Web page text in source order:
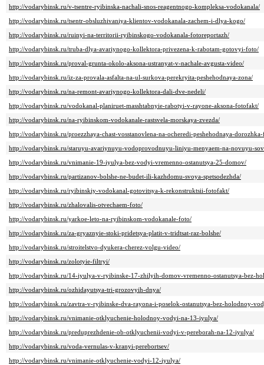
http://vodarybinsk.ru/v-tsentre-ryibinska-nachali-snos-reagentnogo-kompleksa-vodokanala/
http://vodarybinsk.ru/tsentr-obsluzhivaniya-klientov-vodokanala-zachem-i-dlya-kogo/
http://vodarybinsk.ru/ruinyi-na-territorii-ryibinskogo-vodokanala-fotoreportazh/
http://vodarybinsk.ru/truba-dlya-avariynogo-kollektora-privezena-k-rabotam-gotovyi-foto/
http://vodarybinsk.ru/proval-grunta-okolo-aksona-ustranyat-v-nachale-avgusta-video/
http://vodarybinsk.ru/iz-za-provala-asfalta-na-ul-surkova-perekryita-peshehodnaya-zona/
http://vodarybinsk.ru/na-remont-avariynogo-kollektora-dali-dve-nedeli/
http://vodarybinsk.ru/vodokanal-planiruet-masshtabnyie-rabotyi-v-rayone-aksona-fotofakt/
http://vodarybinsk.ru/na-ryibinskom-vodokanale-rastsvela-morskaya-zvezda/
http://vodarybinsk.ru/proezzhaya-chast-vosstanovlena-na-ocheredi-peshehodnaya-
http://vodarybinsk.ru/staruyu-avariynuyu-vodoprovodnuyu-liniyu-menyaem-na-novuyu-
http://vodarybinsk.ru/vnimanie-19-iyulya-bez-vodyi-vremenno-ostanutsya-25-domov/
http://vodarybinsk.ru/partizanov-bolshe-ne-budet-ili-kazhdomu-svoya-spetsodezhda/
http://vodarybinsk.ru/ryibinskiy-vodokanal-gotovitsya-k-rekonstruktsii-fotofakt/
http://vodarybinsk.ru/zhalovalis-otvechaem-foto/
http://vodarybinsk.ru/yarkoe-leto-na-ryibinskom-vodokanale-foto/
http://vodarybinsk.ru/za-gryaznyie-stoki-pridetsya-platit-v-tridtsat-raz-bolshe/
http://vodarybinsk.ru/stroitelstvo-dyukera-cherez-volgu-video/
http://vodarybinsk.ru/zolotyie-filtryi/
http://vodarybinsk.ru/14-iyulya-v-ryibinske-17-zhilyih-domov-vremenno-ostanutsya-bez-
http://vodarybinsk.ru/ozhidayutsya-tri-grozovyih-dnya/
http://vodarybinsk.ru/zavtra-v-ryibinske-dva-rayona-i-poselok-ostanutsya-bez-holodnoy-
http://vodarybinsk.ru/vnimanie-otklyuchenie-holodnoy-vodyi-na-13-iyulya/
http://vodarybinsk.ru/preduprezhdenie-ob-otklyuchenii-vodyi-v-pereborah-na-12-iyulya/
http://vodarybinsk.ru/voda-vernulas-v-kranyi-perebortsev/
http://vodarybinsk.ru/vnimanie-otklyuchenie-vodyi-12-iyulya/